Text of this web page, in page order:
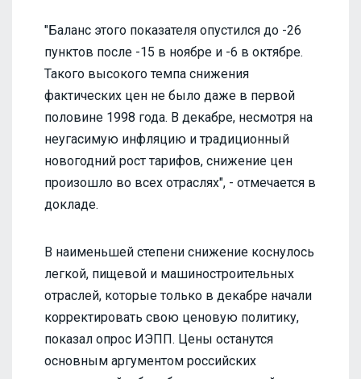
"Баланс этого показателя опустился до -26
пунктов после -15 в ноябре и -6 в октябре.
Такого высокого темпа снижения
фактических цен не было даже в первой
половине 1998 года. В декабре, несмотря на
неугасимую инфляцию и традиционный
новогодний рост тарифов, снижение цен
произошло во всех отраслях", - отмечается в
докладе.
В наименьшей степени снижение коснулось
легкой, пищевой и машиностроительных
отраслей, которые только в декабре начали
корректировать свою ценовую политику,
показал опрос ИЭПП. Цены останутся
основным аргументом российских